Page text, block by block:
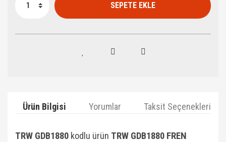
SEPETE EKLE
Ürün Bilgisi Yorumlar Taksit Seçenekleri
TRW GDB1880 kodlu ürün TRW GDB1880 FREN